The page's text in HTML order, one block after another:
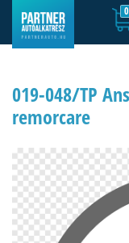
0
019-048/TP
remorcare